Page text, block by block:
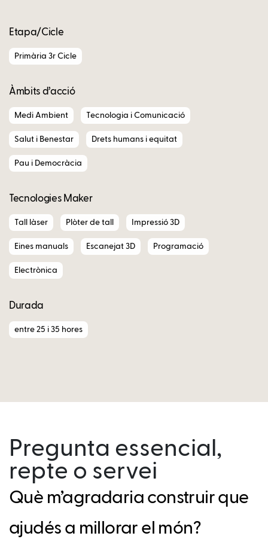
Etapa/Cicle
Primària 3r Cicle
Àmbits d’acció
Medi Ambient Tecnologia i Comunicació
Salut i Benestar Drets humans i equitat
Pau i Democràcia
Tecnologies Maker
Tall làser Plòter de tall Impressió 3D
Eines manuals Escanejat 3D Programació
Electrònica
Durada
entre 25 i 35 hores
Pregunta essencial,
repte o servei
Què m’agradaria construir que
ajudés a millorar el món?